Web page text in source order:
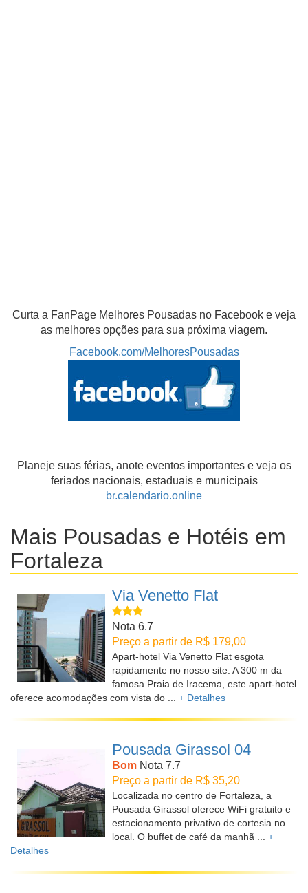
Curta a FanPage Melhores Pousadas no Facebook e veja
as melhores opções para sua próxima viagem.
Facebook.com/MelhoresPousadas
Planeje suas férias, anote eventos importantes e veja os
feriados nacionais, estaduais e municipais
br.calendario.online
Mais Pousadas e Hotéis em
Fortaleza
Via Venetto Flat
Nota 6.7
Preço a partir de R$ 179,00
Apart-hotel Via Venetto Flat esgota
rapidamente no nosso site. A 300 m da
famosa Praia de Iracema, este apart-hotel
oferece acomodações com vista do ... + Detalhes
Pousada Girassol 04
Bom Nota 7.7
Preço a partir de R$ 35,20
Localizada no centro de Fortaleza, a
Pousada Girassol oferece WiFi gratuito e
estacionamento privativo de cortesia no
local. O buffet de café da manhã ... +
Detalhes